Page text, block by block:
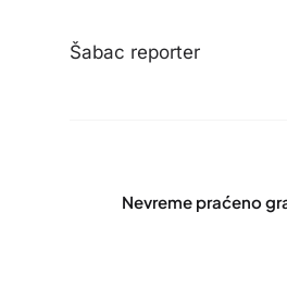
Šabac reporter
Nevreme praćeno